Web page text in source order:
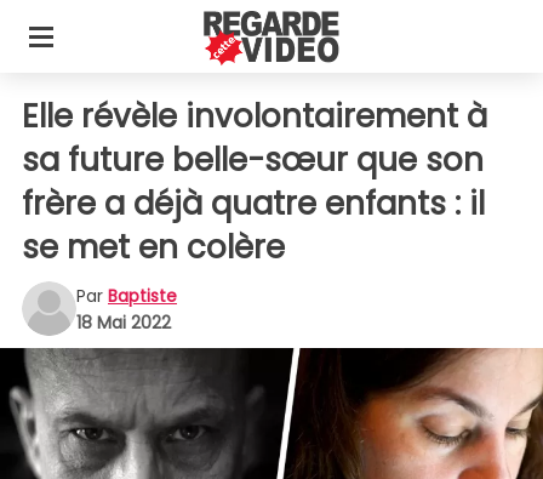
Elle révèle involontairement à
sa future belle-sœur que son
frère a déjà quatre enfants : il
se met en colère
Par Baptiste
18 Mai 2022